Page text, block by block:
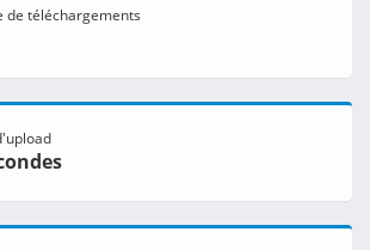
de téléchargements